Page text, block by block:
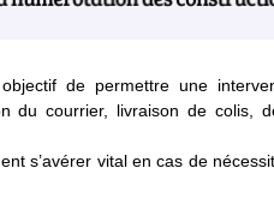
de permettre une
du courrier, livraison de colis,
s’avérer vital en cas de